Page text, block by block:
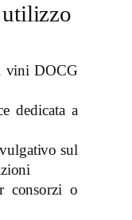
vini DOCG
dedicata a
sul
consorzi o